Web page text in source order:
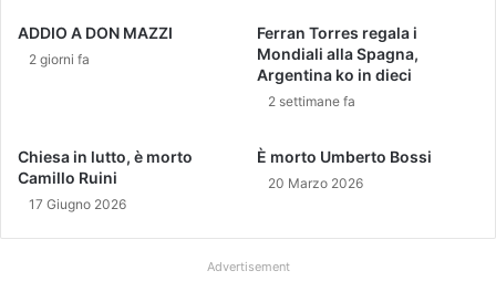
l
l
T
:
ADDIO A DON MAZZI
2 giorni fa
Ferran Torres regala i
Mondiali alla Spagna,
Argentina ko in dieci
2 settimane fa
Chiesa in lutto, è morto
Camillo Ruini
17 Giugno 2026
È morto Umberto Bossi
20 Marzo 2026
Advertisement